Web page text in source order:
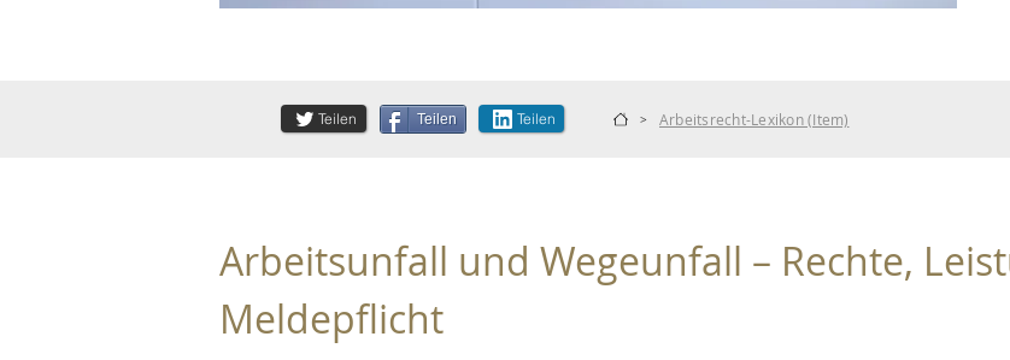
Teilen Teilen Teilen > Arbeitsrecht-Lexikon (Item)
Arbeitsunfall und Wegeunfall – Rechte,
Meldepflicht